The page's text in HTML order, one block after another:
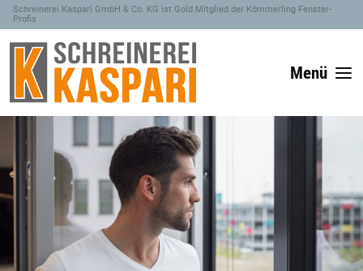
Schreinerei Kaspari GmbH & Co. KG ist Gold Mitglied der Kömmerling Fenster-
Profis
Menü